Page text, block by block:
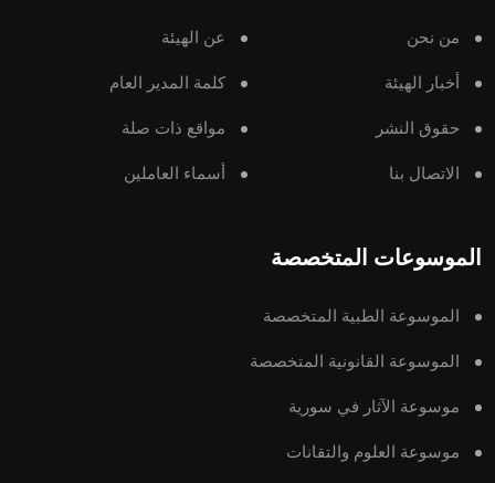
من نحن عن الهيئة
أخبار الهيئة كلمة المدير العام
حقوق النشر مواقع ذات صلة
الاتصال بنا أسماء العاملين
الموسوعات المتخصصة
الموسوعة الطبية المتخصصة
الموسوعة القانونية المتخصصة
موسوعة الآثار في سورية
موسوعة العلوم والتقانات